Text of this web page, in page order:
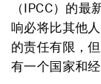
（IPCC）的
响必将比其他
的责任有限，
有一个国家和